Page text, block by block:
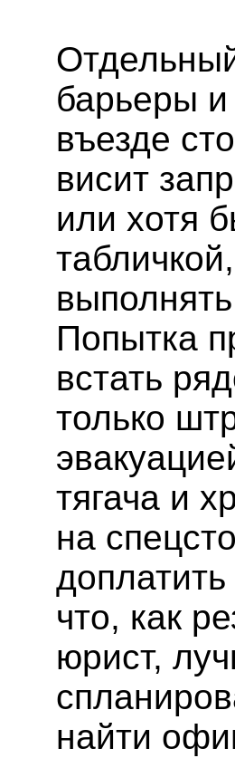
барьеры
въезде
висит
или хотя
Попытка
встать
только
тягача и
на
что, как
юрист,
найти